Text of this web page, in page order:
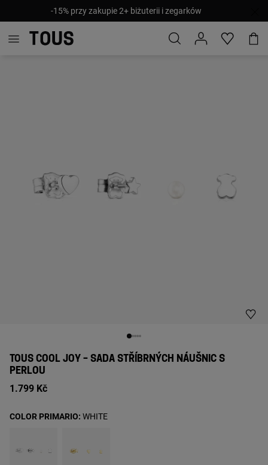
-15% przy zakupie 2+ biżuterii i zegarków
TOUS COOL JOY – SADA STŘÍBRNÝCH NÁUŠNIC S
PERLOU
1.799 Kč
COLOR PRIMARIO: WHITE